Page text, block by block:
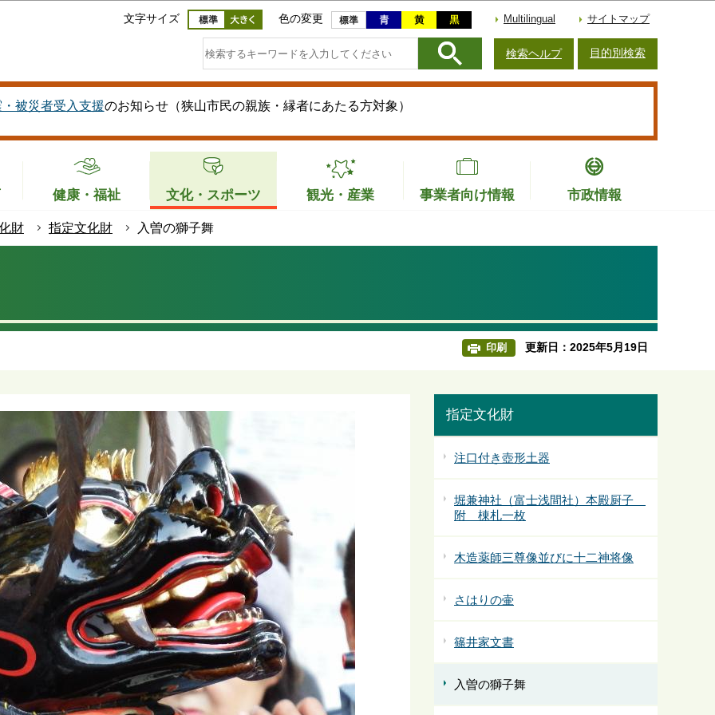
このページの本文へ移動
文字サイズ 色の変更 Multilingual サイトマップ
検索ヘルプ 目的別検索
被災者受入支援のお知らせ（狭山市民の親族・縁者にあたる方対象）
健康・福祉 文化・スポーツ 観光・産業 事業者向け情報 市政情報
財 指定文化財 入曽の獅子舞
印刷 更新日：2025年5月19日
指定文化財
注口付き壺形土器
堀兼神社（富士浅間社）本殿厨子
附 棟札一枚
木造薬師三尊像並びに十二神将像
さはりの壷
篠井家文書
入曽の獅子舞